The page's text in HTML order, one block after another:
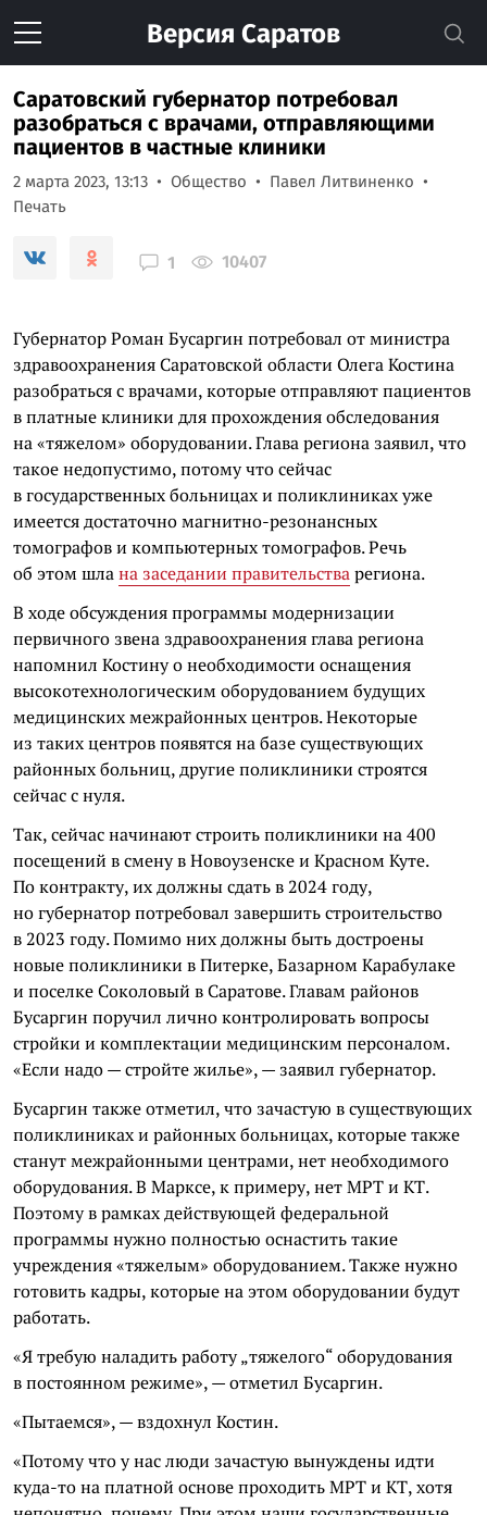
Версия Саратов
Саратовский губернатор потребовал
разобраться с врачами, отправляющими
пациентов в частные клиники
2 марта 2023, 13:13 Общество
Павел Литвиненко
Печать
1 10407
Губернатор Роман Бусаргин потребовал от министра
здравоохранения Саратовской области Олега Костина
разобраться с врачами, которые отправляют пациентов
в платные клиники для прохождения обследования
на «тяжелом» оборудовании. Глава региона заявил, что
такое недопустимо, потому что сейчас
в государственных больницах и поликлиниках уже
имеется достаточно магнитно-резонансных
томографов и компьютерных томографов. Речь
об этом шлана заседании правительстварегиона.
В ходе обсуждения программы модернизации
первичного звена здравоохранения глава региона
напомнил Костину о необходимости оснащения
высокотехнологическим оборудованием будущих
медицинских межрайонных центров. Некоторые
из таких центров появятся на базе существующих
районных больниц, другие поликлиники строятся
сейчас с нуля.
Так, сейчас начинают строить поликлиники на 400
посещений в смену в Новоузенске и Красном Куте.
По контракту, их должны сдать в 2024 году,
но губернатор потребовал завершить строительство
в 2023 году. Помимо них должны быть достроены
новые поликлиники в Питерке, Базарном Карабулаке
и поселке Соколовый в Саратове. Главам районов
Бусаргин поручил лично контролировать вопросы
стройки и комплектации медицинским персоналом.
«Если надо — стройте жилье», — заявил губернатор.
Бусаргин также отметил, что зачастую в существующих
поликлиниках и районных больницах, которые также
станут межрайонными центрами, нет необходимого
оборудования. В Марксе, к примеру, нет МРТ и КТ.
Поэтому в рамках действующей федеральной
программы нужно полностью оснастить такие
учреждения «тяжелым» оборудованием. Также нужно
готовить кадры, которые на этом оборудовании будут
работать.
«Я требую наладить работу „тяжелого“ оборудования
в постоянном режиме», — отметил Бусаргин.
«Пытаемся», — вздохнул Костин.
«Потому что у нас люди зачастую вынуждены идти
куда-то на платной основе проходить МРТ и КТ, хотя